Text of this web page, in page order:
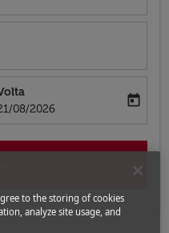
label
booking-return-date-aria-label
08/2026
today
to the storing of cookies
analyze site usage, and